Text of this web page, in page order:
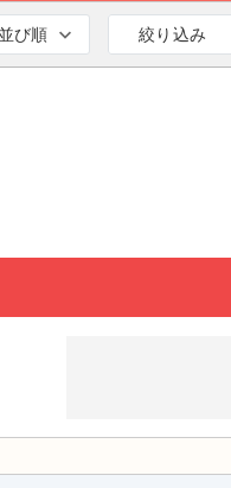
並び順 絞り込み